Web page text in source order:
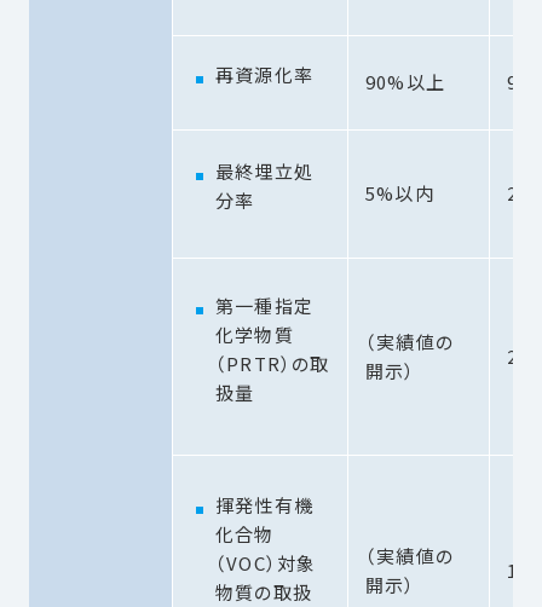
再資源化率 90%以上
最終埋立処
分率
5%以内
第一種指定
化学物質
（PRTR）の取
扱量
（実績値の
開示）
揮発性有機
化合物
（VOC）対象
物質の取扱
（実績値の
開示）